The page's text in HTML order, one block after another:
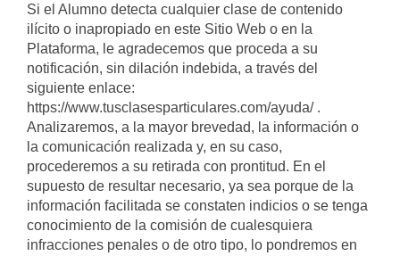
Si el Alumno detecta cualquier clase de contenido
ilícito o inapropiado en este Sitio Web o en la
Plataforma, le agradecemos que proceda a su
notificación, sin dilación indebida, a través del
siguiente enlace:
https://www.tusclasesparticulares.com/ayuda/ .
Analizaremos, a la mayor brevedad, la información o
la comunicación realizada y, en su caso,
procederemos a su retirada con prontitud. En el
supuesto de resultar necesario, ya sea porque de la
información facilitada se constaten indicios o se tenga
conocimiento de la comisión de cualesquiera
infracciones penales o de otro tipo, lo pondremos en